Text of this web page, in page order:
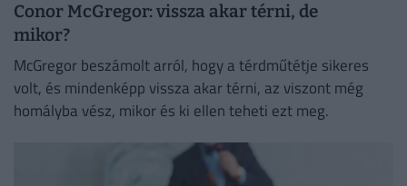
Conor McGregor: vissza akar térni, de
mikor?
McGregor beszámolt arról, hogy a térdműtétje sikeres
volt, és mindenképp vissza akar térni, az viszont még
homályba vész, mikor és ki ellen teheti ezt meg.